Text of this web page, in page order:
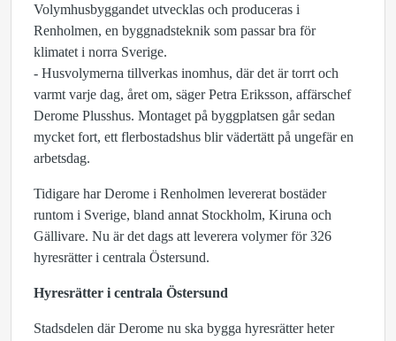
Volymhusbyggandet utvecklas och produceras i
Renholmen, en byggnadsteknik som passar bra för
klimatet i norra Sverige.
- Husvolymerna tillverkas inomhus, där det är torrt och
varmt varje dag, året om, säger Petra Eriksson, affärschef
Derome Plusshus. Montaget på byggplatsen går sedan
mycket fort, ett flerbostadshus blir vädertätt på ungefär en
arbetsdag.
Tidigare har Derome i Renholmen levererat bostäder
runtom i Sverige, bland annat Stockholm, Kiruna och
Gällivare. Nu är det dags att leverera volymer för 326
hyresrätter i centrala Östersund.
Hyresrätter i centrala Östersund
Stadsdelen där Derome nu ska bygga hyresrätter heter